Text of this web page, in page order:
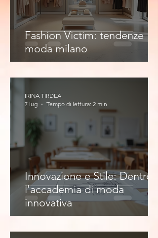
Fashion Victim: tendenze
moda milano
Innovazione e Stile: Dentro
l'accademia di moda
innovativa
IRINA TIRDEA
7 lug
Tempo di lettura: 2 min